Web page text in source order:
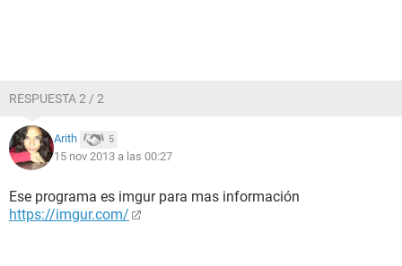
RESPUESTA 2 / 2
Arith 5
15 nov 2013 a las 00:27
Ese programa es imgur para mas información
https://imgur.com/